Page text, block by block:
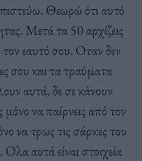
Θεωρώ ότι αυτό
Μετά τα 50 αρχίζεις
εαυτό σου. Οταν δεν
σου και τα τραύµατα
αυτά, δε σε κάνουν
να παίρνεις από τον
να τρως τις σάρκες του
αυτά είναι στοιχεία